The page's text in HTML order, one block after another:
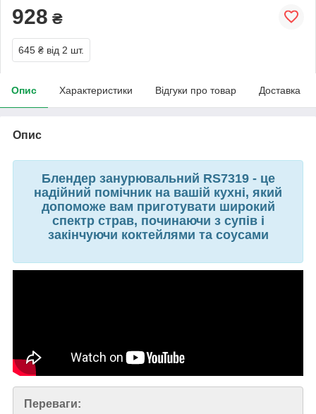
928 ₴
645 ₴ від 2 шт.
Опис Характеристики Відгуки про товар Доставка
Опис
Блендер занурювальний RS7319 - це
надійний помічник на вашій кухні, який
допоможе вам приготувати широкий
спектр страв, починаючи з супів і
закінчуючи коктейлями та соусами
Переваги: